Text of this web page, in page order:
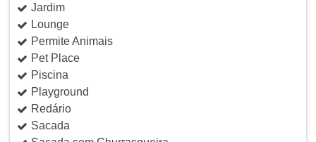
Jardim
Lounge
Permite Animais
Pet Place
Piscina
Playground
Redário
Sacada